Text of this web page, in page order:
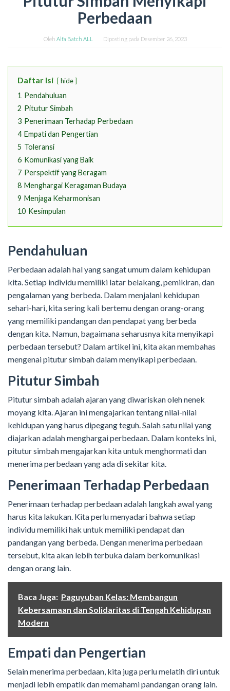
Perbedaan
Oleh Alfa Batch ALL Diposting pada Desember 26, 2023
Daftar Isi hide
1 Pendahuluan
2 Pitutur Simbah
3 Penerimaan Terhadap Perbedaan
4 Empati dan Pengertian
5 Toleransi
6 Komunikasi yang Baik
7 Perspektif yang Beragam
8 Menghargai Keragaman Budaya
9 Menjaga Keharmonisan
10 Kesimpulan
Pendahuluan
Perbedaan adalah hal yang sangat umum dalam kehidupan
kita. Setiap individu memiliki latar belakang, pemikiran, dan
pengalaman yang berbeda. Dalam menjalani kehidupan
sehari-hari, kita sering kali bertemu dengan orang-orang
yang memiliki pandangan dan pendapat yang berbeda
dengan kita. Namun, bagaimana seharusnya kita menyikapi
perbedaan tersebut? Dalam artikel ini, kita akan membahas
mengenai pitutur simbah dalam menyikapi perbedaan.
Pitutur Simbah
Pitutur simbah adalah ajaran yang diwariskan oleh nenek
moyang kita. Ajaran ini mengajarkan tentang nilai-nilai
kehidupan yang harus dipegang teguh. Salah satu nilai yang
diajarkan adalah menghargai perbedaan. Dalam konteks ini,
pitutur simbah mengajarkan kita untuk menghormati dan
menerima perbedaan yang ada di sekitar kita.
Penerimaan Terhadap Perbedaan
Penerimaan terhadap perbedaan adalah langkah awal yang
harus kita lakukan. Kita perlu menyadari bahwa setiap
individu memiliki hak untuk memiliki pendapat dan
pandangan yang berbeda. Dengan menerima perbedaan
tersebut, kita akan lebih terbuka dalam berkomunikasi
dengan orang lain.
Baca Juga: Paguyuban Kelas: Membangun
Kebersamaan dan Solidaritas di Tengah Kehidupan
Modern
Empati dan Pengertian
Selain menerima perbedaan, kita juga perlu melatih diri untuk
menjadi lebih empatik dan memahami pandangan orang lain.